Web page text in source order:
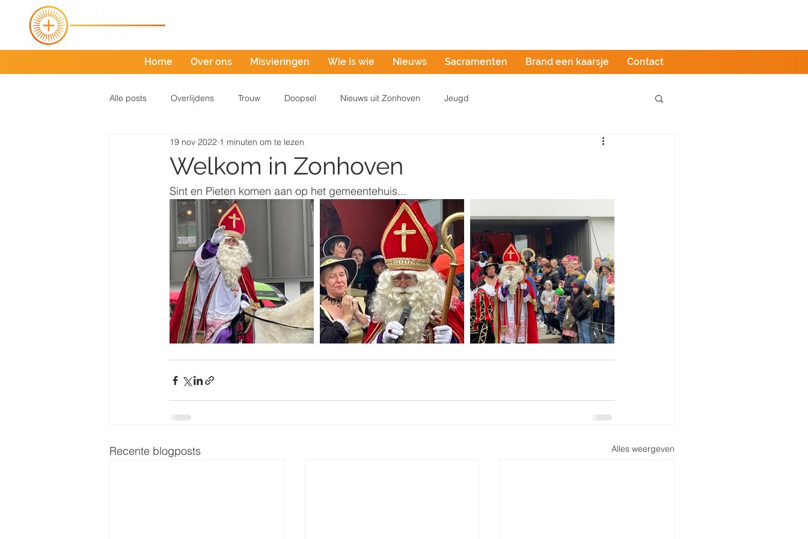
Home Over ons Misvieringen Wie is wie Nieuws Sacramenten Brand een kaarsje Contact
Alle posts Overlijdens Trouw Doopsel Nieuws uit Zonhoven Jeugd
Welkom in Zonhoven
19 nov 2022 1 minuten om te lezen
Sint en Pieten komen aan op het gemeentehuis...
Recente blogposts Alles weergeven